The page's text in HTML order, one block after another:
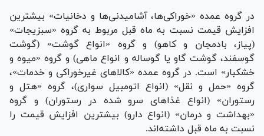
در گروه عمده «خوراکی‌ها، آشامیدنی‌ها و دخانیات» بیشترین
افزایش قیمت نسبت به ماه قبل مربوط به گروه «سبزیجات»
(پیاز، بادمجان و کاهو) و گروه «انواع گوشت» (گوشت
گوسفند، گوشت گاو یا گوساله و انواع ماهی) و گروه «میوه و
خشکبار» است. در گروه عمده «کالاهای غیرخوراکی و خدمات»،
گروه «حمل و نقل» (انواع اتومبیل سواری)، گروه «هتل و
رستوران» (انواع غذاهای سرو شده در رستوران) و گروه
«بهداشت و درمان» (انواع دارو) بیشترین افزایش قیمت را
نسبت به ماه قبل داشته‌اند.